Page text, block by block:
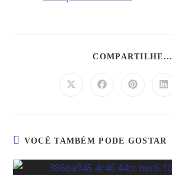
COMPARTILHE...
VOCÊ TAMBÉM PODE GOSTAR